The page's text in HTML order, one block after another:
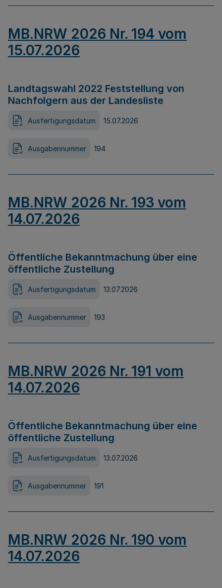
MB.NRW 2026 Nr. 194 vom
15.07.2026
Landtagswahl 2022 Feststellung von
Nachfolgern aus der Landesliste
Ausfertigungsdatum 15.07.2026
Ausgabennummer 194
MB.NRW 2026 Nr. 193 vom
14.07.2026
Öffentliche Bekanntmachung über eine
öffentliche Zustellung
Ausfertigungsdatum 13.07.2026
Ausgabennummer 193
MB.NRW 2026 Nr. 191 vom
14.07.2026
Öffentliche Bekanntmachung über eine
öffentliche Zustellung
Ausfertigungsdatum 13.07.2026
Ausgabennummer 191
MB.NRW 2026 Nr. 190 vom
14.07.2026